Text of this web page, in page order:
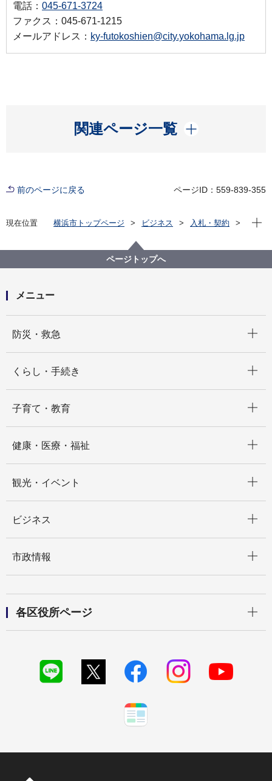
電話： 045-671-3724
ファクス：045-671-1215
メールアドレス： ky-futokoshien@city.yokohama.lg.jp
関連ページ一覧
開く
前のページに戻る ページID：559-839-355
現在位置 横浜市トップページ ビジネス
入札・契約
相談室の移転に伴う什器設置委託
現在
ページトップへ
メニュー
防災・救急
くらし・手続き
子育て・教育
健康・医療・福祉
観光・イベント
ビジネス
市政情報
各区役所ページ